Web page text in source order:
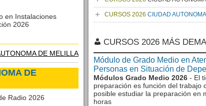
en Instalaciones
2026
DE MELILLA
DE
Radio 2026
CURSOS 2026 CIUDAD
CURSOS 2026 MÁS
Módulo de Grado Medio en
Personas en Situación de
Módulos Grado Medio 2026 - El
preparación es función del trabajo
posible estudiar la preparación en
horas